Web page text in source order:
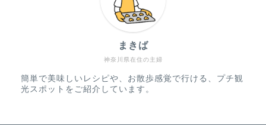
神奈川県在住の主婦
まきば
簡単で美味しいレシピや、お散歩感覚で行ける、プチ観
光スポットをご紹介しています。